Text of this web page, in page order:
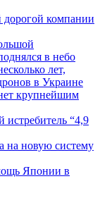
компании
в небо
лет,
в Украине
крупнейшим
истребитель “4,9
на новую систему
Японии в